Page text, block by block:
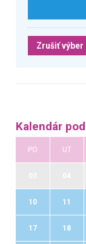
Zrušiť výber
Kalendár
PO UT
10 11
17 18